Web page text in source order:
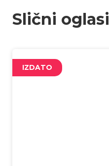
Slični oglasi
IZDATO